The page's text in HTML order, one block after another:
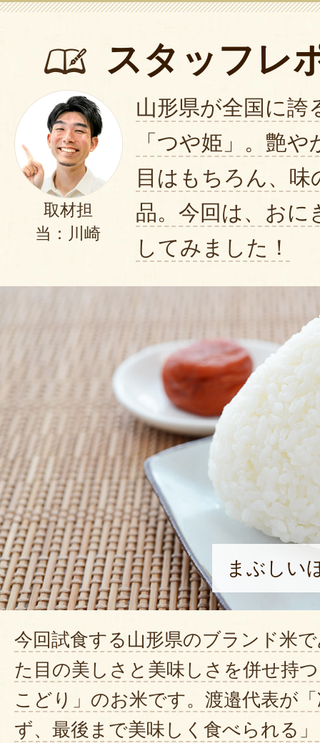
スタッフレ
取材担
当：川崎
山形県が全国に誇
「つや姫」。艶
目はもちろん、味
品。今回は、おに
してみました！
まぶしい
今回試食する山形県のブランド米
た目の美しさと美味しさを併せ持
こどり」のお米です。渡邉代表が
ず、最後まで美味しく食べられる